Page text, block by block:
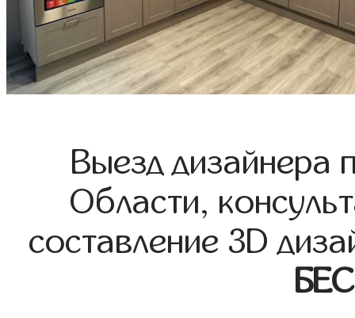
Выезд дизайнера
Области,
составление 3D